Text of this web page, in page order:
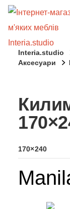
Interia.studio
Аксесуари
170×240